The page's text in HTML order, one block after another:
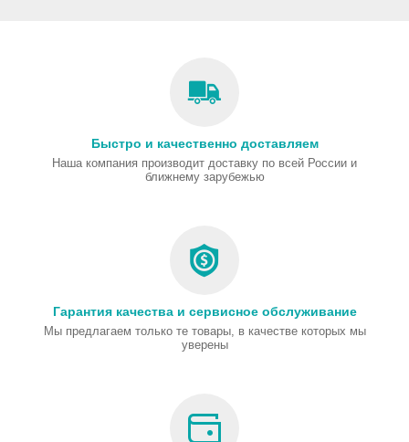
Быстро и качественно доставляем
Наша компания производит доставку по всей России и
ближнему зарубежью
Гарантия качества и сервисное обслуживание
Мы предлагаем только те товары, в качестве которых мы
уверены